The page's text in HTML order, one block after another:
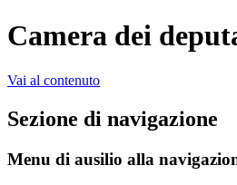
Camera dei
Vai al contenuto
Sezione di navigazione
Menu di ausilio alla